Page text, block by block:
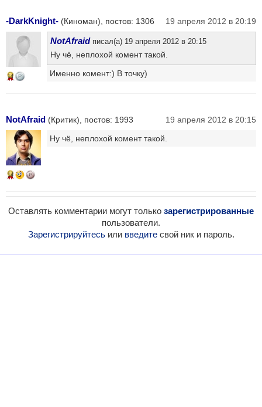
-DarkKnight- (Киноман), постов: 1306 19 апреля 2012 в 20:19
14
NotAfraidписал(а) 19 апреля 2012 в 20:15
Ну чё, неплохой комент такой.
Именно комент:) В точку)
NotAfraid (Критик), постов: 1993 19 апреля 2012 в 20:15
14
Ну чё, неплохой комент такой.
Оставлять комментарии могут только зарегистрированные
пользователи.
Зарегистрируйтесьили введитесвой ник и пароль.